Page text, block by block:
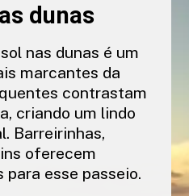
dunas
nas dunas é um
marcantes da
contrastam
criando um lindo
Barreirinhas,
oferecem
esse passeio.